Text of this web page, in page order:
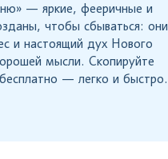
— яркие, фееричные и
чтобы сбываться: они
и настоящий дух Нового
мысли. Скопируйте
— легко и быстро.